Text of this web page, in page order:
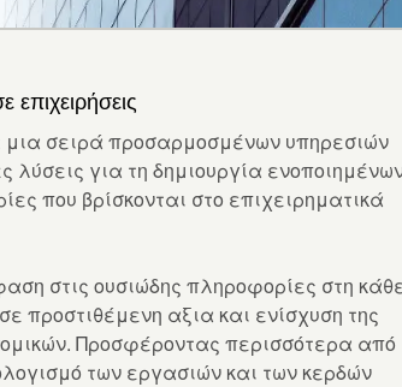
μια σειρά προσαρμοσμένων υπηρεσιών
για τη δημιουργία
που βρίσκονται στο επιχειρηματικά
στις ουσιώδης πληροφορίες στη
προστιθέμενη αξια και ενίσχυση της
Προσφέροντας περισσότερα από
των εργασιών και των κερδών